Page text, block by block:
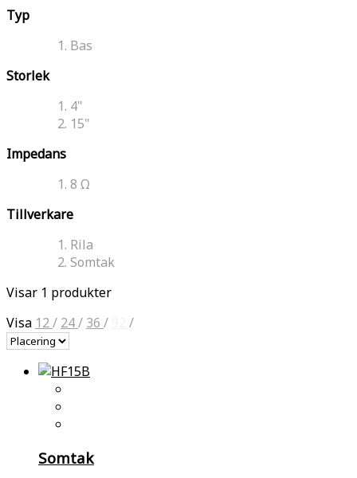
Typ
Bas
Storlek
4"
15"
Impedans
8 Ω
Tillverkare
Rila
Somtak
Visar 1 produkter
Visa 12/ 24/ 36 / /
Somtak